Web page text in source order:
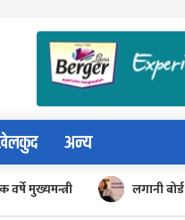
अन्य
वर्षे मुख्यमन्त्री लगानी बोर्ड